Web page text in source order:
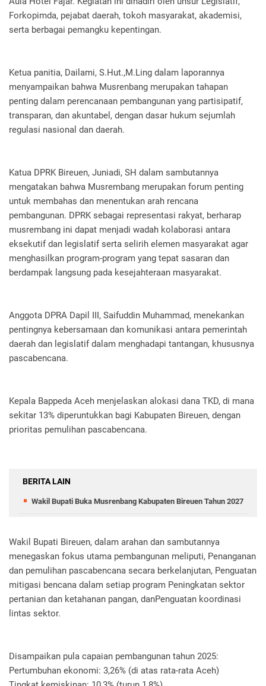
Forkopimda, pejabat daerah, tokoh masyarakat, akademisi,
serta berbagai pemangku kepentingan.
Ketua panitia, Dailami, S.Hut.,M.Ling dalam laporannya
menyampaikan bahwa Musrenbang merupakan tahapan
penting dalam perencanaan pembangunan yang partisipatif,
transparan, dan akuntabel, dengan dasar hukum sejumlah
regulasi nasional dan daerah.
Katua DPRK Bireuen, Juniadi, SH dalam sambutannya
mengatakan bahwa Musrembang merupakan forum penting
untuk membahas dan menentukan arah rencana
pembangunan. DPRK sebagai representasi rakyat, berharap
musrembang ini dapat menjadi wadah kolaborasi antara
eksekutif dan legislatif serta selirih elemen masyarakat agar
menghasilkan program-program yang tepat sasaran dan
berdampak langsung pada kesejahteraan masyarakat.
Anggota DPRA Dapil III, Saifuddin Muhammad, menekankan
pentingnya kebersamaan dan komunikasi antara pemerintah
daerah dan legislatif dalam menghadapi tantangan, khususnya
pascabencana.
Kepala Bappeda Aceh menjelaskan alokasi dana TKD, di mana
sekitar 13% diperuntukkan bagi Kabupaten Bireuen, dengan
prioritas pemulihan pascabencana.
BERITA LAIN
Wakil Bupati Buka Musrenbang Kabupaten Bireuen Tahun 2027
Wakil Bupati Bireuen, dalam arahan dan sambutannya
menegaskan fokus utama pembangunan meliputi, Penanganan
dan pemulihan pascabencana secara berkelanjutan, Penguatan
mitigasi bencana dalam setiap program Peningkatan sektor
pertanian dan ketahanan pangan, danPenguatan koordinasi
lintas sektor.
Disampaikan pula capaian pembangunan tahun 2025:
Pertumbuhan ekonomi: 3,26% (di atas rata-rata Aceh)